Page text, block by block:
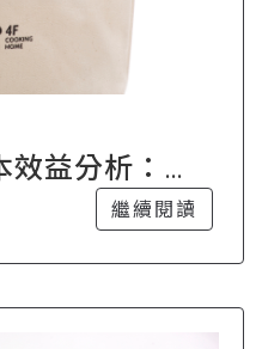
益分析：如
繼續閱讀